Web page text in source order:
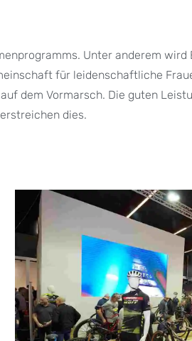
Unter anderem
für leidenschaftliche
dem Vormarsch. Die guten
dies.